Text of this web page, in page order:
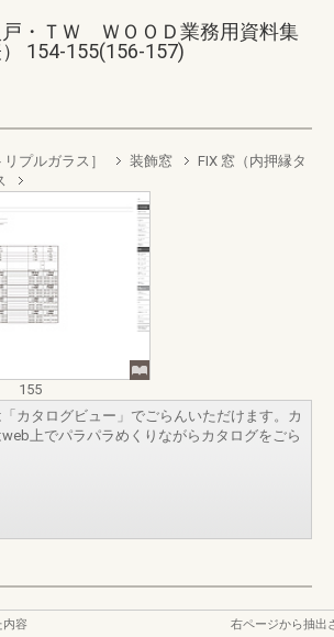
戸・ＴＷ ＷＯＯＤ業務用資料集
） 154-155(156-157)
プルガラス］ 装飾窓
FIX 窓（内押縁タ
155
カタログビュー」でごらんいただけます。カ
上でパラパラめくりながらカタログをごら
内容
右ページから抽出